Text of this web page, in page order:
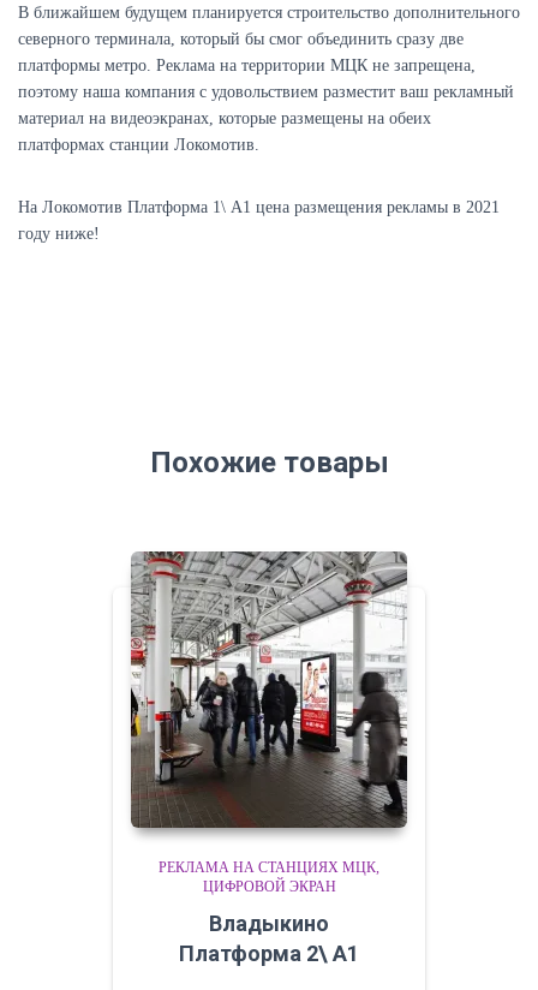
В ближайшем будущем планируется строительство дополнительного
северного терминала, который бы смог объединить сразу две
платформы метро. Реклама на территории МЦК не запрещена,
поэтому наша компания с удовольствием разместит ваш рекламный
материал на видеоэкранах, которые размещены на обеих
платформах станции Локомотив.
На Локомотив Платформа 1\ A1 цена размещения рекламы в 2021
году ниже!
Похожие товары
РЕКЛАМА НА СТАНЦИЯХ МЦК
ЦИФРОВОЙ ЭКРАН
Владыкино
Платформа 2\ A1